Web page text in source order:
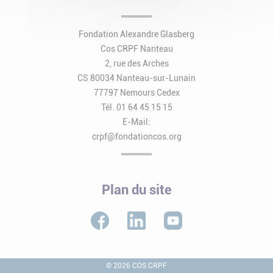
Fondation Alexandre Glasberg
Cos CRPF Nanteau
2, rue des Arches
CS 80034 Nanteau-sur-Lunain
77797 Nemours Cedex
Tél. 01 64 45 15 15
E-Mail:
crpf@fondationcos.org
Plan du site
© 2026 COS CRPF